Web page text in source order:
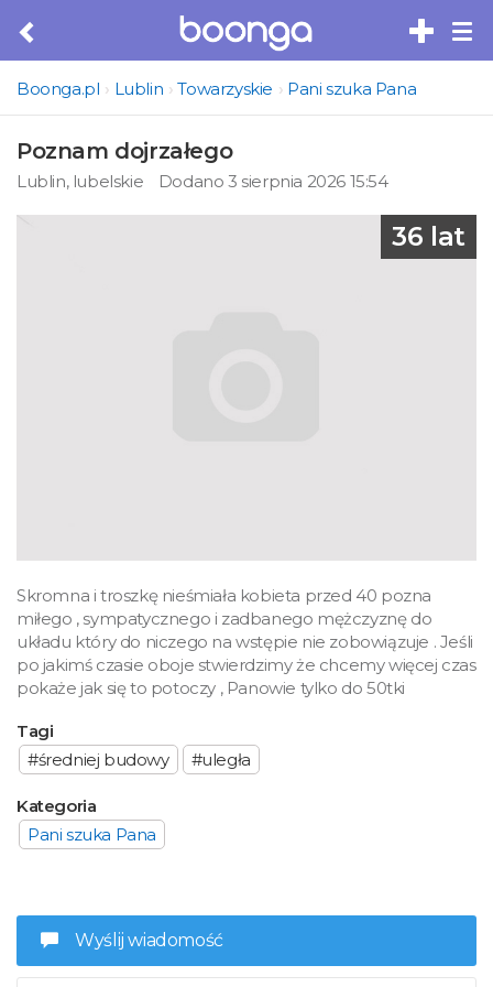
Boonga.pl
Lublin Towarzyskie Pani szuka Pana
Poznam dojrzałego
Lublin, lubelskie Dodano 3 sierpnia 2026 15:54
36 lat
Skromna i troszkę nieśmiała kobieta przed 40 pozna
miłego , sympatycznego i zadbanego mężczyznę do
układu który do niczego na wstępie nie zobowiązuje . Jeśli
po jakimś czasie oboje stwierdzimy że chcemy więcej czas
pokaże jak się to potoczy , Panowie tylko do 50tki
Tagi
#średniej budowy
#uległa
Kategoria
Pani szuka Pana
Wyślij wiadomość